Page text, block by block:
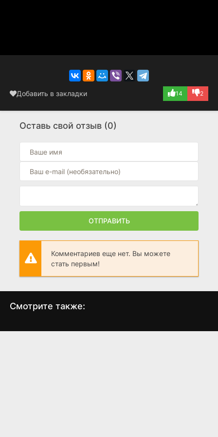
Добавить в закладки 14 2
Оставь свой отзыв (0)
ОТПРАВИТЬ
Комментариев еще нет. Вы можете
стать первым!
Смотрите также:
Побег невозможен Алькатрас